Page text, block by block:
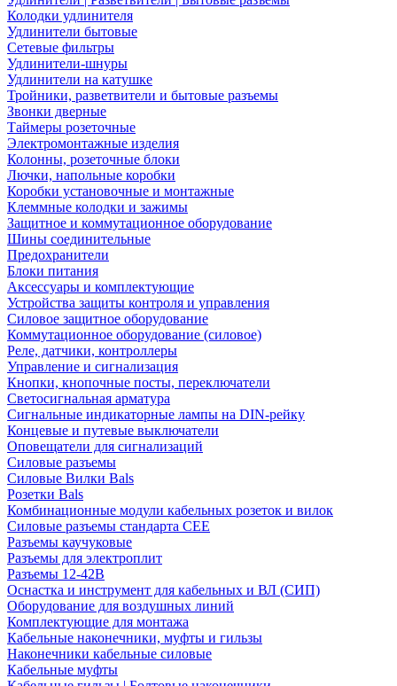
Колодки удлинителя
Удлинители бытовые
Сетевые фильтры
Удлинители-шнуры
Удлинители на катушке
Тройники, разветвители и бытовые разъемы
Звонки дверные
Таймеры розеточные
Электромонтажные изделия
Колонны, розеточные блоки
Лючки, напольные коробки
Коробки установочные и монтажные
Клеммные колодки и зажимы
Защитное и коммутационное оборудование
Шины соединительные
Предохранители
Блоки питания
Аксессуары и комплектующие
Устройства защиты контроля и управления
Силовое защитное оборудование
Коммутационное оборудование (силовое)
Реле, датчики, контроллеры
Управление и сигнализация
Кнопки, кнопочные посты, переключатели
Светосигнальная арматура
Сигнальные индикаторные лампы на DIN-рейку
Концевые и путевые выключатели
Оповещатели для сигнализаций
Силовые разъемы
Силовые Вилки Bals
Розетки Bals
Комбинационные модули кабельных розеток и вилок
Силовые разъемы стандарта CEE
Разъемы каучуковые
Разъемы для электроплит
Разъемы 12-42В
Оснастка и инструмент для кабельных и ВЛ (СИП)
Оборудование для воздушных линий
Комплектующие для монтажа
Кабельные наконечники, муфты и гильзы
Наконечники кабельные силовые
Кабельные муфты